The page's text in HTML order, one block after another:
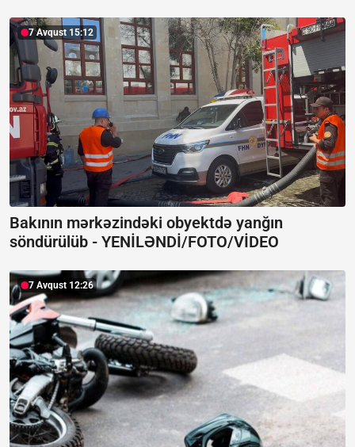
7 Avqust 15:12
Bakının mərkəzindəki obyektdə yanğın
söndürülüb - YENİLƏNDİ/FOTO/VİDEO
7 Avqust 12:26